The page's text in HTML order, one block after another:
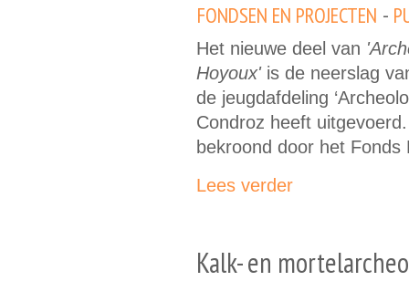
FONDSEN EN PROJECTEN
Het nieuwe deel van
Hoyoux'is de neerslag
de jeugdafdeling
Condroz heeft
bekroond door het Fonds
Lees verder
Kalk- en